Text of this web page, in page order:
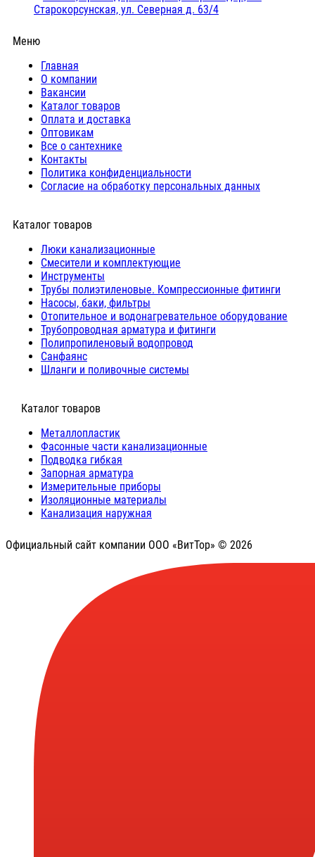
Старокорсунская, ул. Северная д. 63/4
Меню
Главная
О компании
Вакансии
Каталог товаров
Оплата и доставка
Оптовикам
Все о сантехнике
Контакты
Политика конфиденциальности
Согласие на обработку персональных данных
Каталог товаров
Люки канализационные
Cмесители и комплектующие
Инструменты
Трубы полиэтиленовые. Компрессионные фитинги
Насосы, баки, фильтры
Отопительное и водонагревательное оборудование
Трубопроводная арматура и фитинги
Полипропиленовый водопровод
Санфаянс
Шланги и поливочные системы
⠀Каталог товаров
Металлопластик
Фасонные части канализационные
Подводка гибкая
Запорная арматура
Измерительные приборы
Изоляционные материалы
Канализация наружная
Официальный сайт компании ООО «ВитТор» © 2026